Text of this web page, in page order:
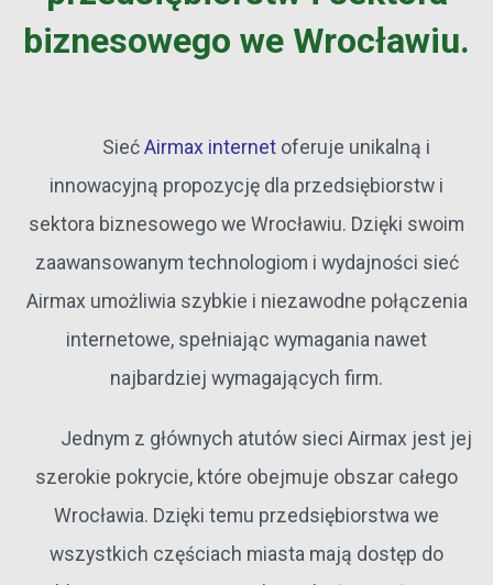
biznesowego we Wrocławiu.
Sieć Airmax internetoferuje unikalną i
innowacyjną propozycję dla przedsiębiorstw i
sektora biznesowego we Wrocławiu. Dzięki swoim
zaawansowanym technologiom i wydajności sieć
Airmax umożliwia szybkie i niezawodne połączenia
internetowe, spełniając wymagania nawet
najbardziej wymagających firm.
Jednym z głównych atutów sieci Airmax jest jej
szerokie pokrycie, które obejmuje obszar całego
Wrocławia. Dzięki temu przedsiębiorstwa we
wszystkich częściach miasta mają dostęp do